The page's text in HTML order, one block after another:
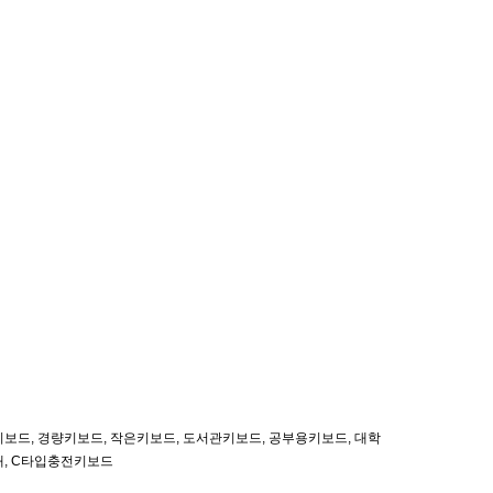
드, 경량키보드, 작은키보드, 도서관키보드, 공부용키보드, 대학
C타입충전키보드